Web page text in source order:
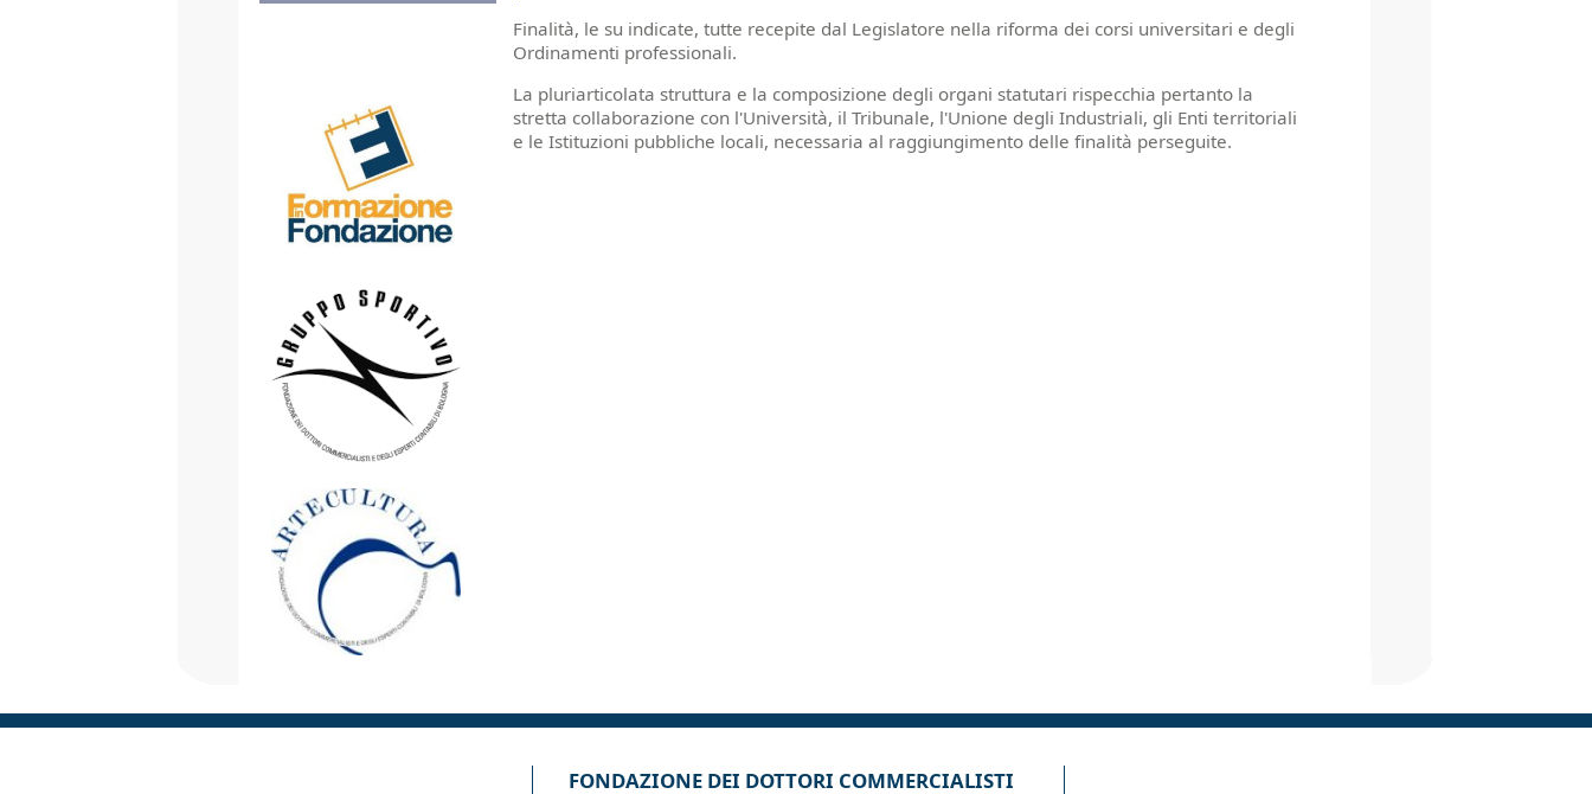
Finalità, le su indicate, tutte recepite dal Legislatore nella riforma dei corsi universitari e degli
Ordinamenti professionali.
La pluriarticolata struttura e la composizione degli organi statutari rispecchia pertanto la
stretta collaborazione con l'Università, il Tribunale, l'Unione degli Industriali, gli Enti territoriali
e le Istituzioni pubbliche locali, necessaria al raggiungimento delle finalità perseguite.
FONDAZIONE DEI DOTTORI COMMERCIALISTI